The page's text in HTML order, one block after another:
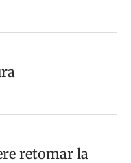
retomar la